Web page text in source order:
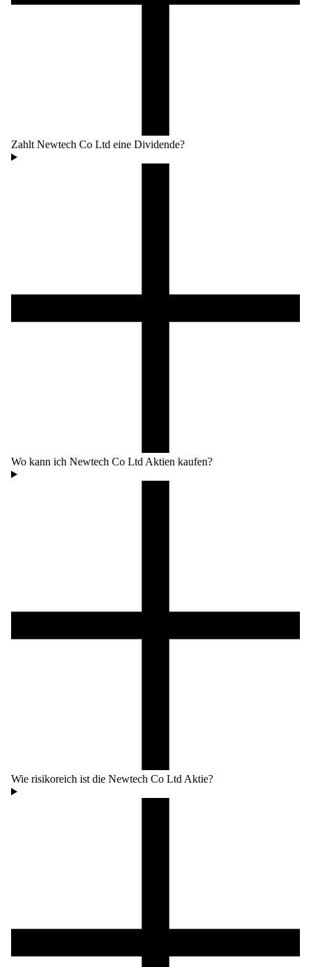
Zahlt Newtech Co Ltd eine Dividende?
Wo kann ich Newtech Co Ltd Aktien kaufen?
Wie risikoreich ist die Newtech Co Ltd Aktie?